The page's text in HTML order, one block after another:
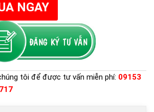
tôi để được tư vấn miễn phí: 09153